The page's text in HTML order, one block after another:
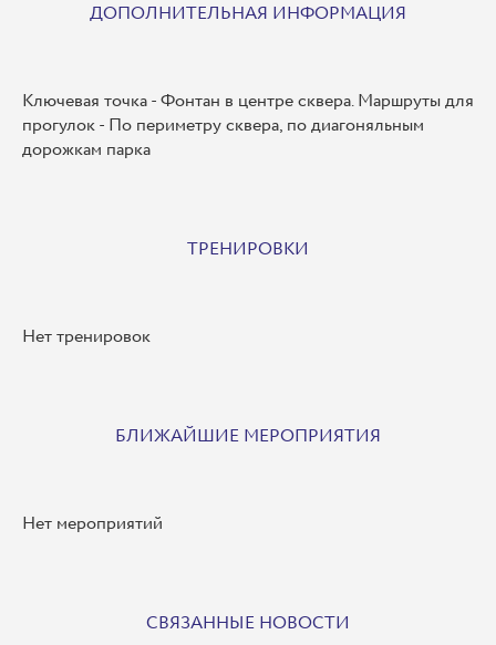
ДОПОЛНИТЕЛЬНАЯ ИНФОРМАЦИЯ
Ключевая точка - Фонтан в центре сквера. Маршруты для
прогулок - По периметру сквера, по диагоняльным
дорожкам парка
ТРЕНИРОВКИ
Нет тренировок
БЛИЖАЙШИЕ МЕРОПРИЯТИЯ
Нет мероприятий
СВЯЗАННЫЕ НОВОСТИ